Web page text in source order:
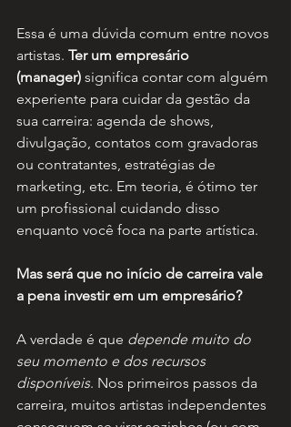
Essa é uma dúvida comum entre novos
artistas. Ter um empresário
(manager) significa contar com alguém
experiente para cuidar da gestão da
sua carreira: agenda de shows,
divulgação, contatos com gravadoras
ou contratantes, estratégias de
marketing, etc. Em teoria, é ótimo ter
um profissional cuidando disso
enquanto você foca na parte artística.
Mas será que no início de carreira vale
a pena investir em um empresário?
A verdade é que depende muito do
seu momento e dos recursos
disponíveis. Nos primeiros passos da
carreira, muitos artistas independentes